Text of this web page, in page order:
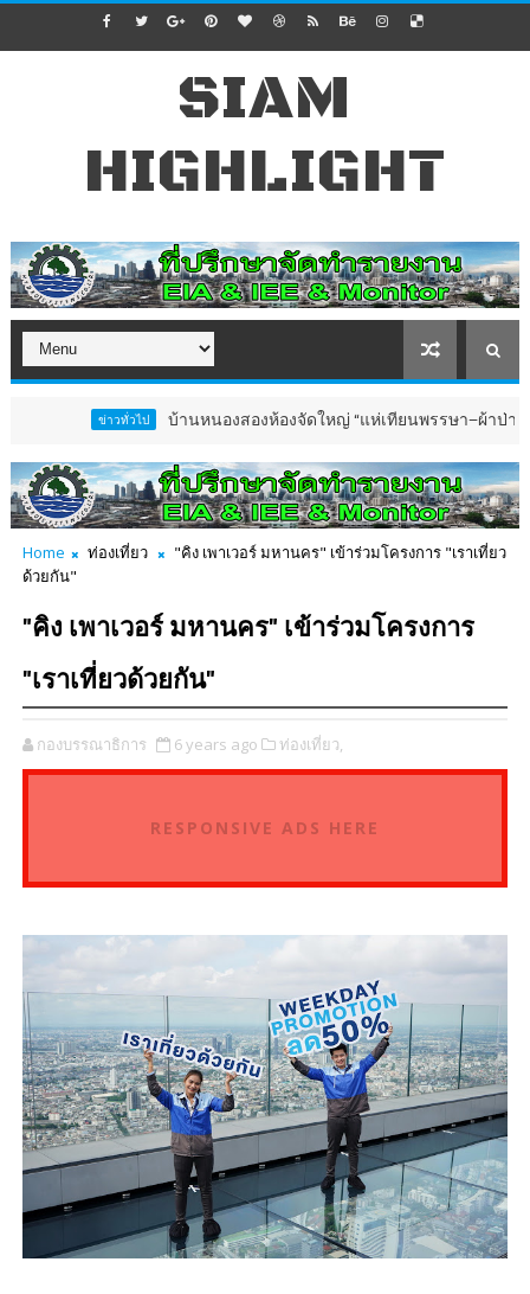
SIAM
HIGHLIGHT
บ้านหนองสองห้องจัดใหญ่ “แห่เทียนพรรษา–ผ้าป่าซาเล้งปลอ
Home ท่องเที่ยว
"คิง เพาเวอร์ มหานคร" เข้าร่วมโครงการ "เราเที่ยว
ด้วยกัน"
"คิง เพาเวอร์ มหานคร" เข้าร่วมโครงการ
"เราเที่ยวด้วยกัน"
กองบรรณาธิการ 6 years ago ท่องเที่ยว,
RESPONSIVE ADS HERE